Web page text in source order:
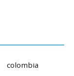
colombia